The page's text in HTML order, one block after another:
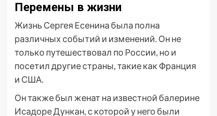
Перемены в жизни
Жизнь Сергея Есенина была полна
различных событий и изменений. Он не
только путешествовал по России, но и
посетил другие страны, такие как Франция
и США.
Он также был женат на известной балерине
Исадоре Дункан, с которой у него были